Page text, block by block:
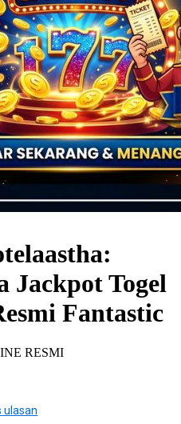
gallery
Jackpot Togel
Fantastic
RESMI
ulasan